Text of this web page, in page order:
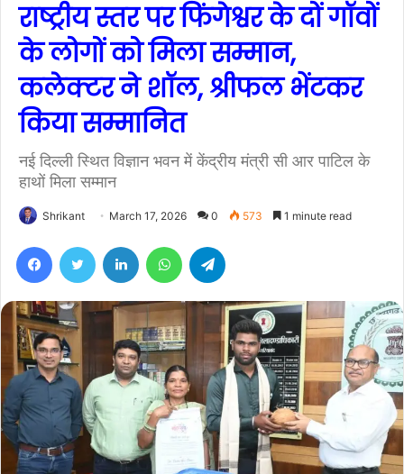
राष्ट्रीय स्तर पर फिंगेश्वर के दों गॉवों
के लोगों को मिला सम्मान,
कलेक्टर ने शॉल, श्रीफल भेंटकर
किया सम्मानित
नई दिल्ली स्थित विज्ञान भवन में केंद्रीय मंत्री सी आर पाटिल के
हाथों मिला सम्मान
Shrikant March 17, 2026 0 573 1 minute read